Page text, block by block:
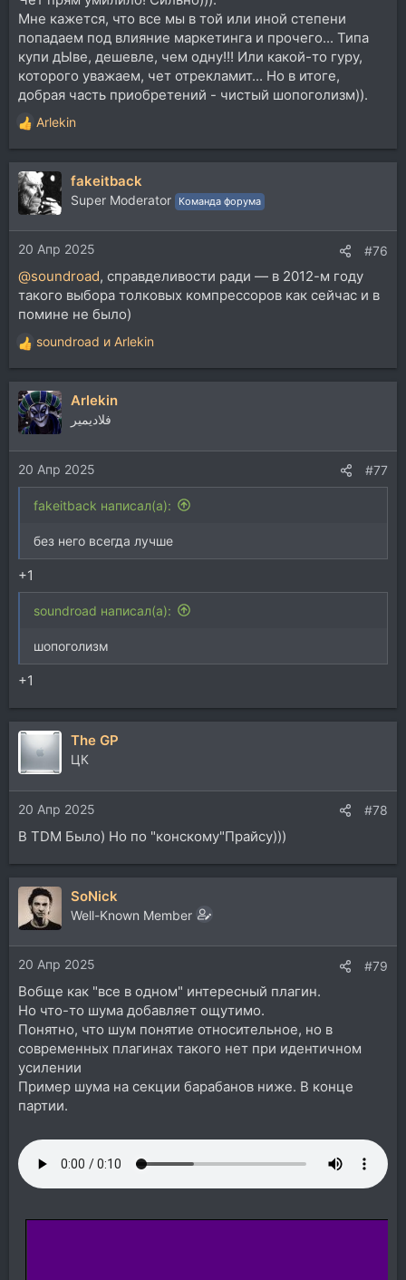
Мне кажется, что все мы в той или иной степени
попадаем под влияние маркетинга и прочего... Типа
купи дЫве, дешевле, чем одну!!! Или какой-то гуру,
которого уважаем, чет отрекламит... Но в итоге,
добрая часть приобретений - чистый шопоголизм)).
Р
е
а
к
ц
и
и
:
Arlekin
fakeitback
Super Moderator Команда форума
20 Апр 2025 #76
@soundroad, справделивости ради — в 2012-м году
такого выбора толковых компрессоров как сейчас и в
помине не было)
Р
е
а
к
ц
и
и
:
soundroad и Arlekin
Arlekin
فلاديمير
20 Апр 2025 #77
fakeitback написал(а):
без него всегда лучше
+1
soundroad написал(а):
шопоголизм
+1
The GP
ЦК
20 Апр 2025 #78
В TDM Было) Но по "конскому"Прайсу)))
SoNick
Well-Known Member
20 Апр 2025 #79
Вобще как "все в одном" интересный плагин.
Но что-то шума добавляет ощутимо.
Понятно, что шум понятие относительное, но в
современных плагинах такого нет при идентичном
усилении
Пример шума на секции барабанов ниже. В конце
партии.